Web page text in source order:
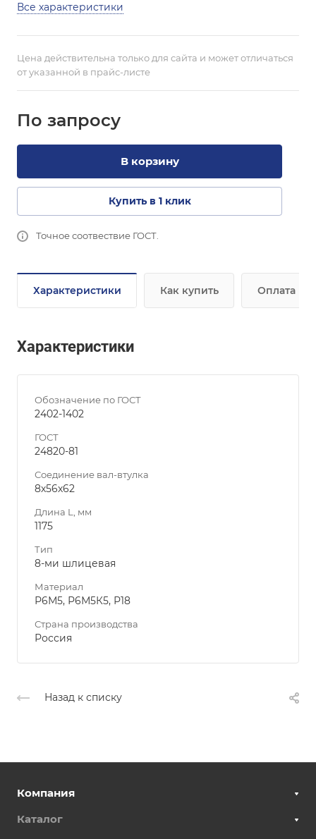
Все характеристики
Цена действительна только для сайта и может отличаться
от указанной в прайс-листе
По запросу
В корзину
Купить в 1 клик
Точное соотвествие ГОСТ.
Характеристики Как купить Оплата
Характеристики
Обозначение по ГОСТ
2402-1402
ГОСТ
24820-81
Соединение вал-втулка
8х56х62
Длина L, мм
1175
Тип
8-ми шлицевая
Материал
Р6М5, Р6М5К5, Р18
Страна производства
Россия
Назад к списку
Компания
Каталог